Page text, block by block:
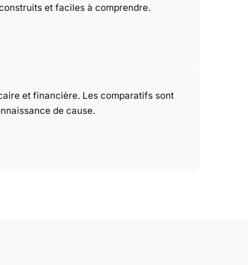
et faciles à comprendre.
et financière. Les comparatifs sont
de cause.